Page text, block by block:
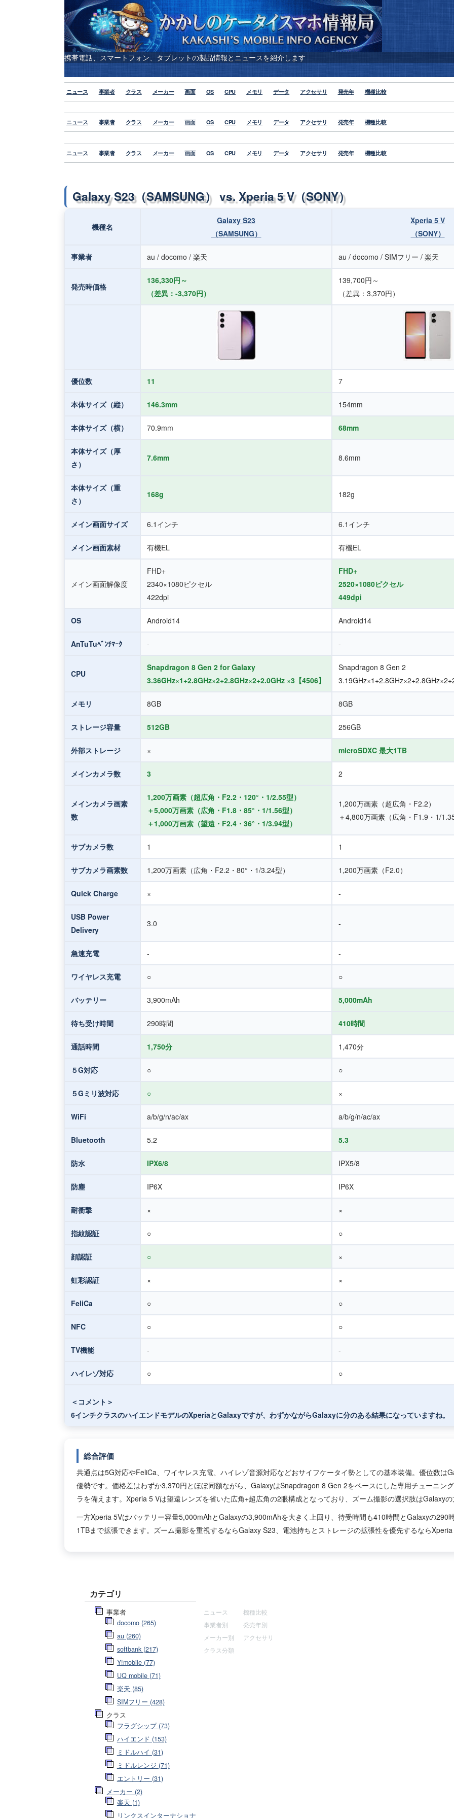
携帯電話、スマートフォン、タブレットの製品情報とニュースを紹介します
ニュース 事業者 クラス メーカー 画面 OS CPU メモリ データ アクセサリ 発売年 機種比較
ニュース 事業者 クラス メーカー 画面 OS CPU メモリ データ アクセサリ 発売年 機種比較
ニュース 事業者 クラス メーカー 画面 OS CPU メモリ データ アクセサリ 発売年 機種比較
Galaxy S23（SAMSUNG） vs. Xperia 5 V（SONY）
機種名
Galaxy S23
（SAMSUNG）
Xperia 5 V
（SONY）
事業者 au / docomo / 楽天 au / docomo / SIMフリー / 楽天
発売時価格
136,330円～
（差異：-3,370円）
139,700円～
（差異：3,370円）
優位数 11 7
本体サイズ（縦） 146.3mm 154mm
本体サイズ（横） 70.9mm 68mm
本体サイズ（厚
さ）
7.6mm 8.6mm
本体サイズ（重
さ）
168g 182g
メイン画面サイズ 6.1インチ 6.1インチ
メイン画面素材 有機EL 有機EL
メイン画面解像度
FHD+
2340×1080ピクセル
422dpi
FHD+
2520×1080ピクセル
449dpi
OS Android14 Android14
AnTuTuﾍﾞﾝﾁﾏｰｸ - -
CPU
Snapdragon 8 Gen 2 for Galaxy
3.36GHz×1+2.8GHz×2+2.8GHz×2+2.0GHz ×3【4506】
Snapdragon 8 Gen 2
メモリ 8GB 8GB
ストレージ容量 512GB 256GB
外部ストレージ × microSDXC 最大1TB
メインカメラ数 3 2
メインカメラ画素
数
1,200万画素（超広角・F2.2・120°・1/2.55型）
＋5,000万画素（広角・F1.8・85°・1/1.56型）
＋1,000万画素（望遠・F2.4・36°・1/3.94型）
1,200万画素（超広角・F2.2）
＋4,800万画素（広角・F1.9・1/
サブカメラ数 1 1
サブカメラ画素数 1,200万画素（広角・F2.2・80°・1/3.24型） 1,200万画素（F2.0）
Quick Charge × -
USB Power
Delivery
3.0 -
急速充電 - -
ワイヤレス充電 ○ ○
バッテリー 3,900mAh 5,000mAh
待ち受け時間 290時間 410時間
通話時間 1,750分 1,470分
５G対応 ○ ○
５Gミリ波対応 ○ ×
WiFi a/b/g/n/ac/ax a/b/g/n/ac/ax
Bluetooth 5.2 5.3
防水 IPX6/8 IPX5/8
防塵 IP6X IP6X
耐衝撃 × ×
指紋認証 ○ ○
顔認証 ○ ×
虹彩認証 × ×
FeliCa ○ ○
NFC ○ ○
TV機能 - -
ハイレゾ対応 ○ ○
＜コメント＞
6インチクラスのハイエンドモデルのXperiaとGalaxyですが、わずかながらGalaxyに分のある結果になっていますね。
総合評価
共通点は5G対応やFeliCa、ワイヤレス充電、ハイレゾ音源対応などおサイフケータイ勢としての基本装備。優位数は
優勢です。価格差はわずか3,370円とほぼ同額ながら、GalaxyはSnapdragon 8 Gen 2をベースにした専用チューニン
ラを備えます。Xperia 5 Vは望遠レンズを省いた広角+超広角の2眼構成となっており、ズーム撮影の選択肢はGalaxy
一方Xperia 5Vはバッテリー容量5,000mAhとGalaxyの3,900mAhを大きく上回り、待受時間も410時間とGalaxyの290
1TBまで拡張できます。ズーム撮影を重視するならGalaxy S23、電池持ちとストレージの拡張性を優先するなら
カテゴリ
事業者
docomo (265)
au (260)
softbank (217)
Y!mobile (77)
UQ mobile (71)
楽天 (85)
SIMフリー (428)
クラス
フラグシップ (73)
ハイエンド (153)
ミドルハイ (31)
ミドルレンジ (71)
エントリー (31)
メーカー (2)
楽天 (1)
リンクスインターナショナ
ニュース
事業者別
メーカー別
クラス分類
機種比較
発売年別
アクセサリ